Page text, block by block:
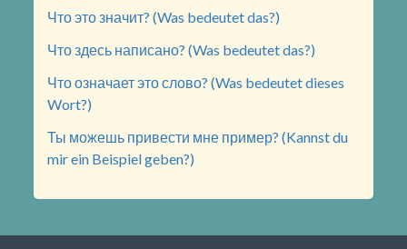
Что это значит? (Was bedeutet das?)
Что здесь написано? (Was bedeutet das?)
Что означает это слово? (Was bedeutet dieses
Wort?)
Ты можешь привести мне пример? (Kannst du
mir ein Beispiel geben?)